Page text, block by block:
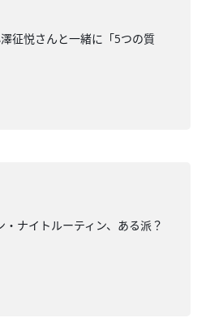
征悦さんと一緒に「5つの質
ナイトルーティン、ある派？